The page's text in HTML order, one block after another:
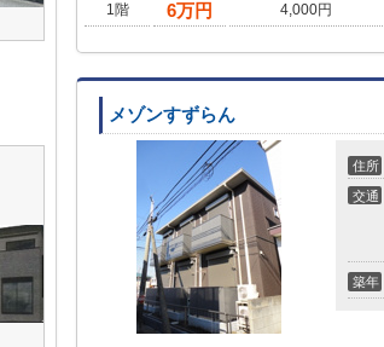
1階
6万円 4,000円
メゾンすずらん
住所
交通
築年